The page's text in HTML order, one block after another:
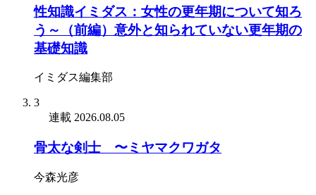
性知識イミダス：女性の更年期について知ろ
う～（前編）意外と知られていない更年期の
基礎知識
イミダス編集部
3
連載 2026.08.05
骨太な剣士 〜ミヤマクワガタ
今森光彦